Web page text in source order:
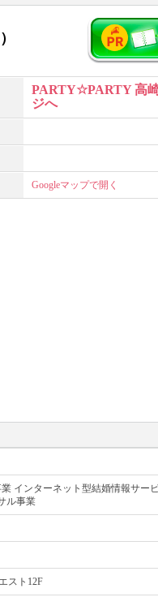
PARTY☆PARTY 高
ジへ
Googleマップで開く
インターネット型結婚情報サー
ル事業
スト12F